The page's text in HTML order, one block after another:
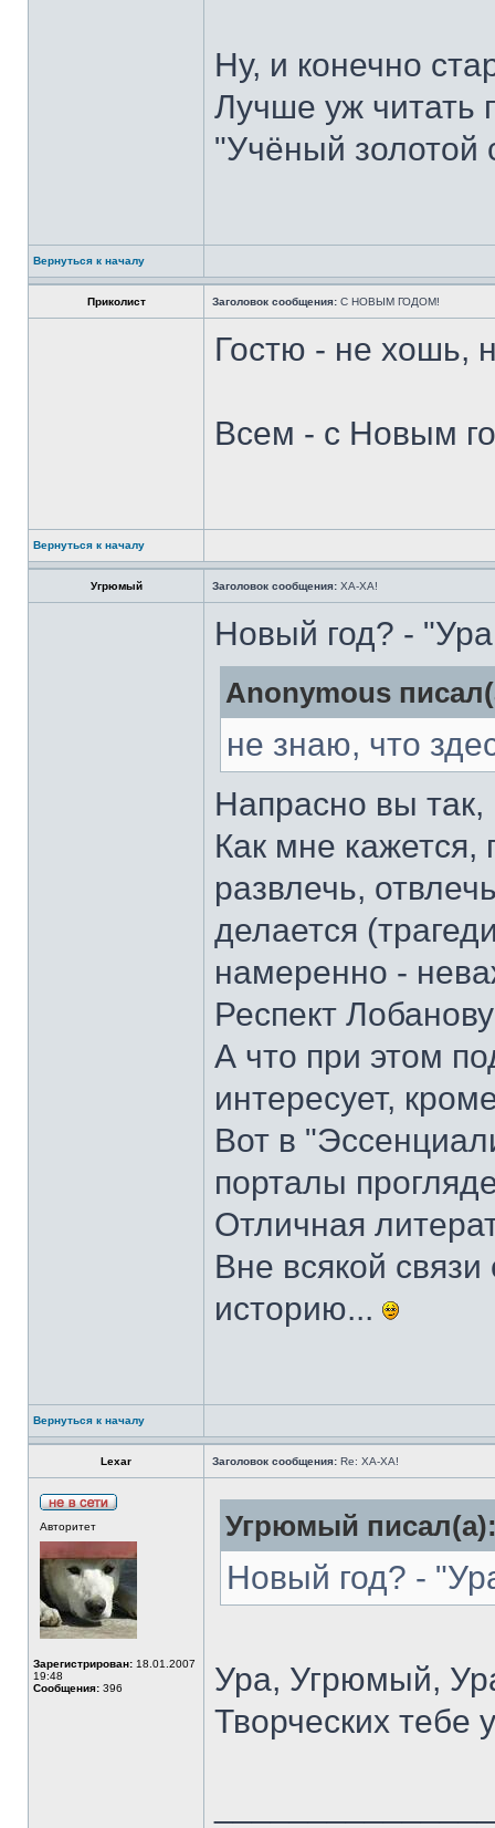
Ну, и конечно
Лучше уж читать
"Учёный золотой
Вернуться к началу
Приколист Заголовок сообщения: С НОВЫМ ГОДОМ!
Гостю - не хошь,
Всем - с Новым
Вернуться к началу
Угрюмый Заголовок сообщения: ХА-ХА!
Новый год? -
Anonymous
не знаю, что
Напрасно вы
Как мне кажется,
развлечь,
делается
намеренно -
Респект
А что при этом
интересует,
Вот в
порталы
Отличная
Вне всякой
историю...
Вернуться к началу
Lexar Заголовок сообщения: Re: ХА-ХА!
Авторитет
Зарегистрирован: 18.01.2007
19:48
Сообщения: 396
Угрюмый
Новый год? -
Ура, Угрюмый,
Творческих тебе